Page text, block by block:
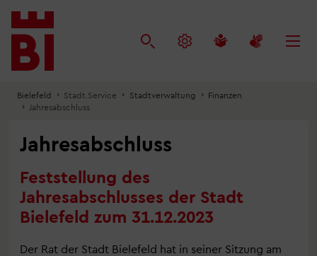
Inhalt
anspringen
Menü
anspringen
Suche
anspringen
Bielefeld Stadt.Service Stadtverwaltung
Finanzen
Jahresabschluss
Jahresabschluss
Feststellung des
Jahresabschlusses der Stadt
Bielefeld zum 31.12.2023
Der Rat der Stadt Bielefeld hat in seiner Sitzung am